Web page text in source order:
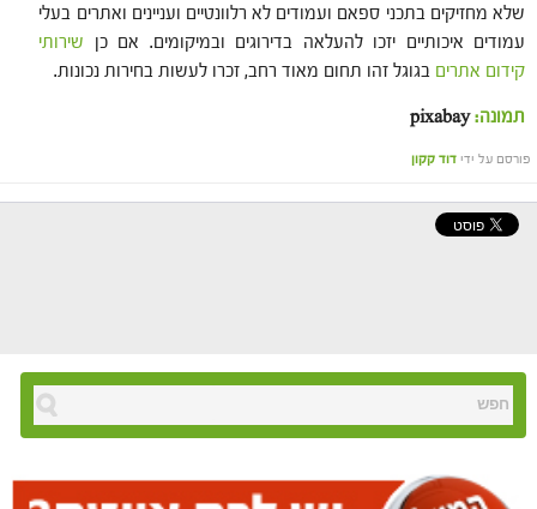
שלא מחזיקים בתכני ספאם ועמודים לא רלוונטיים ועניינים ואתרים בעלי
עמודים איכותיים יזכו להעלאה בדירוגים ובמיקומים. אם כן שירותי
קידום אתרים בגוגל זהו תחום מאוד רחב, זכרו לעשות בחירות נכונות.
תמונה:pixabay
פורסם על ידי דוד קקון